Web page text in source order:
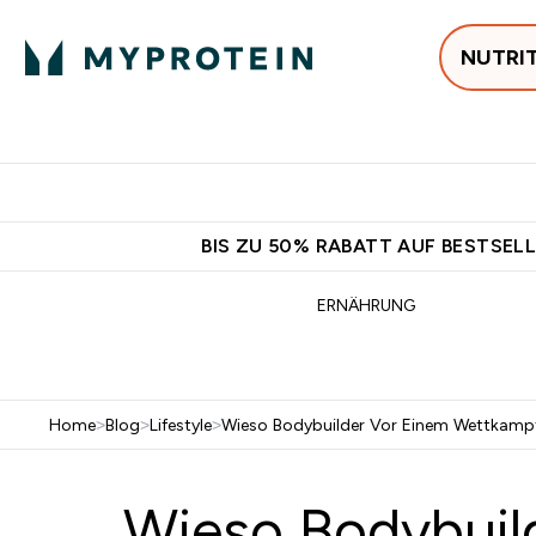
BIS ZU 50% RABATT AUF
ERNÄHRUNG
Home>Blog>Lifestyle>Wieso Bodybuilder Vor Einem